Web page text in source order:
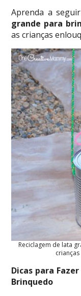
Aprenda a seguir
grande para
as crianças
Reciclagem de lata
Dicas para
Brinquedo